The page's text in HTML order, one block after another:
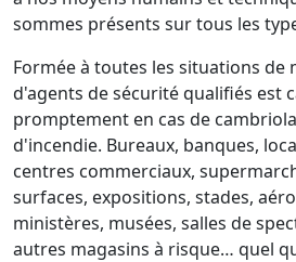
sommes présents sur tous les
Formée à toutes les situations de
d'agents de sécurité qualifiés est
promptement en cas de
d'incendie. Bureaux, banques,
centres commerciaux,
surfaces, expositions, stades,
ministères, musées, salles de
autres magasins à risque… quel